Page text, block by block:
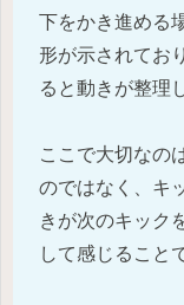
下をかき進める
形が示されてお
ると動きが整理
ここで大切なの
のではなく、キ
きが次のキック
して感じること